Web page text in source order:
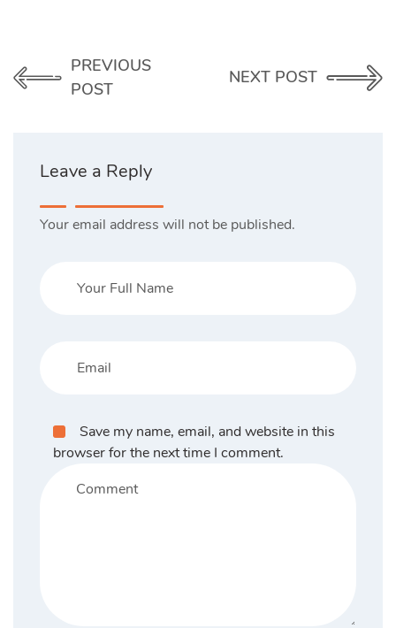
PREVIOUS
POST
NEXT POST
Leave a Reply
Your email address will not be published.
Save my name, email, and website in this
browser for the next time I comment.